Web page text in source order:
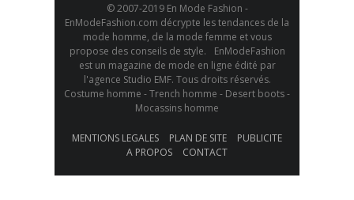
© 2007-2019 En Mode Fashion -
EnModeFashion.com décrypte les tendances de la
mode homme, de la mode femme et vous
propose des conseils de style. EnModeFashion
est un magazine de mode en ligne édité par
l'agence Studio EMF. Tous droits réservés.
Costume homme - Trench homme - Desert boots -
Mocassins homme
MENTIONS LEGALES PLAN DE SITE
PUBLICITE
A PROPOS
CONTACT